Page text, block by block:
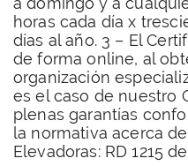
horas cada día x
días al año. 3 – El
de forma online, al
organización
es el caso de nuestro
plenas garantías
la normativa acerca
Elevadoras: RD 1215